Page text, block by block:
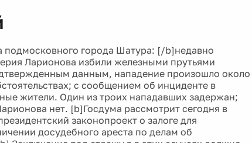
города Шатура: [/b]недавно
Ларионова избили железными прутьями
данным, нападение произошло около
с сообщением об инциденте в
жители. Один из троих нападавших задержан;
нет. [b]Госдума рассмотрит сегодня в
законопроект о залоге для
досудебного ареста по делам об